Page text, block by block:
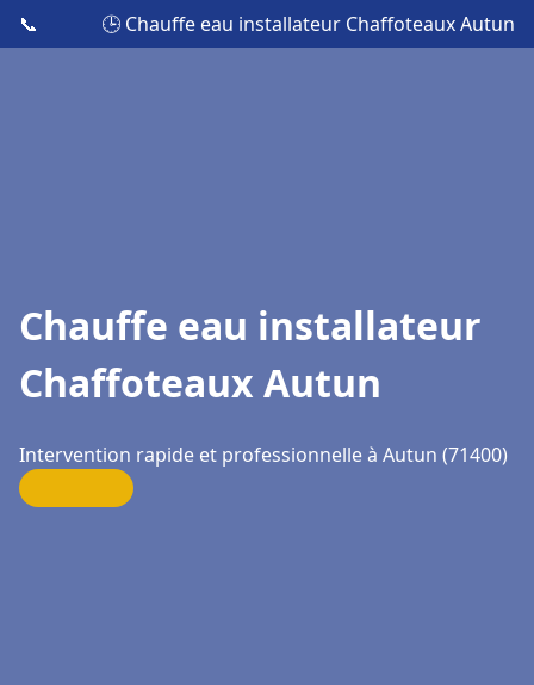
📞 🕒 Chauffe eau installateur Chaffoteaux Autun
Chauffe eau installateur
Chaffoteaux Autun
Intervention rapide et professionnelle à Autun (71400)